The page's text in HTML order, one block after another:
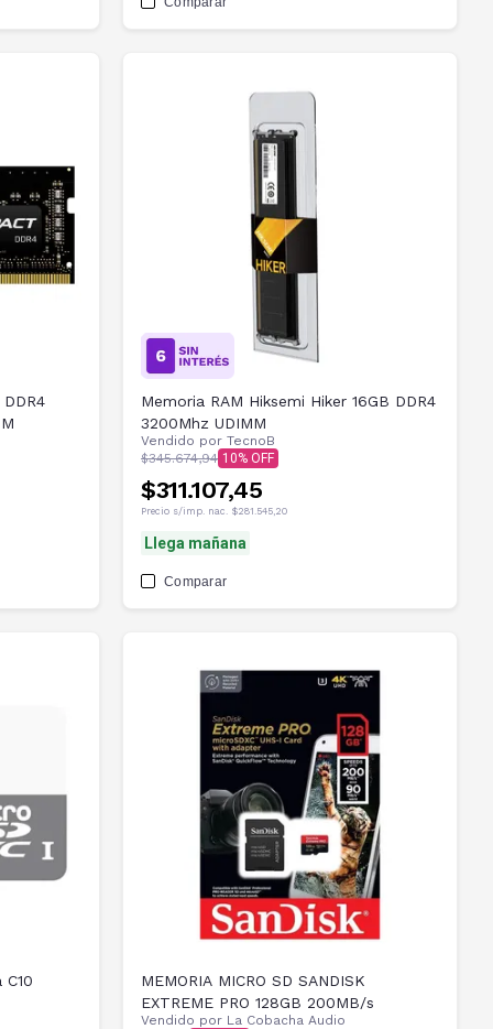
Memoria RAM Hiksemi Hiker 16GB DDR4
3200Mhz UDIMM
Vendido por TecnoB
$345.674,94 10
$311.107,45
Precio s/imp. nac. $281.545,20
Llega mañana
Comparar
MEMORIA MICRO SD SANDISK
EXTREME PRO 128GB 200MB/s
Vendido por La Cobacha Audio